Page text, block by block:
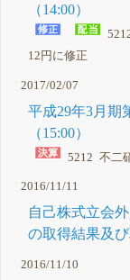
（14:00）
12円に修正
2017/02/07
平成29年3月期
（15:00）
5212 不二
2016/11/11
自己株式立会
の取得結果及
2016/11/10